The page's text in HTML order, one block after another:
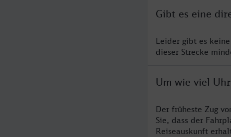
Gibt es eine
Leider gibt es
dieser Strecke
Um wie viel
Der früheste Zug
Sie, dass der
Reiseauskunft